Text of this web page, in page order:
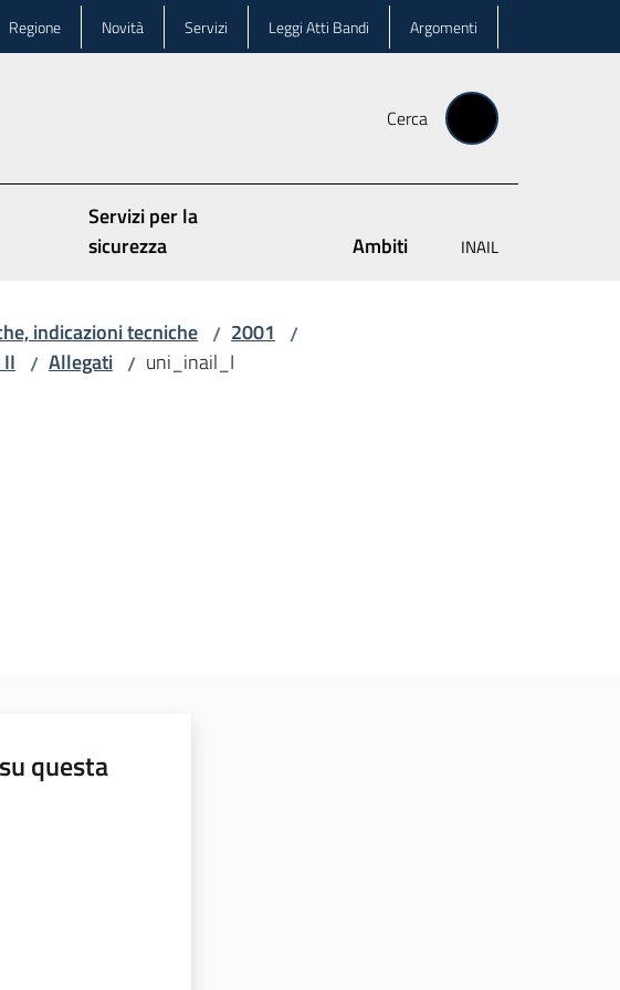
Regione Novità Servizi Leggi Atti Bandi Argomenti
Cerca
Servizi per la
sicurezza
Ambiti INAIL
indicazioni tecniche / 2001 /
/ Allegati / uni_inail_I
questa